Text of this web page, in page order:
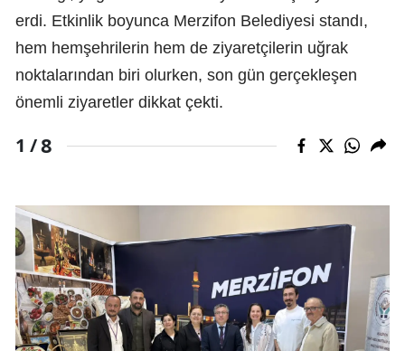
erdi. Etkinlik boyunca Merzifon Belediyesi standı,
hem hemşehrilerin hem de ziyaretçilerin uğrak
noktalarından biri olurken, son gün gerçekleşen
önemli ziyaretler dikkat çekti.
1 /8